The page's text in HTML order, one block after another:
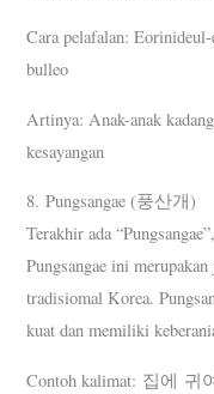
Cara pelafalan:
bulleo
Artinya: Anak-anak
kesayangan
8. Pungsangae (풍산개)
Terakhir ada
Pungsangae ini
tradisiomal Korea.
kuat dan memiliki
Contoh kalimat: 집에